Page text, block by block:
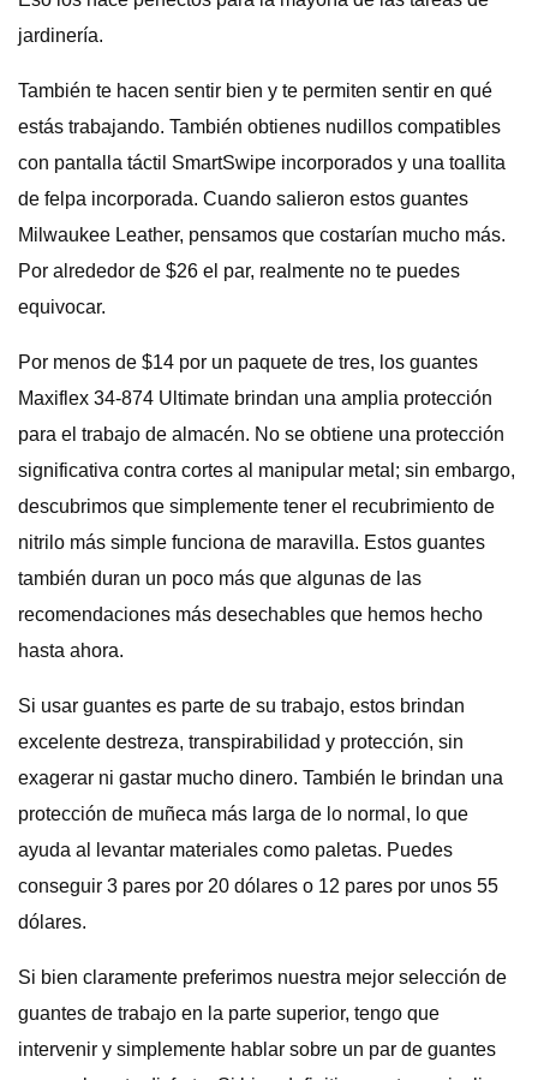
jardinería.
También te hacen sentir bien y te permiten sentir en qué
estás trabajando. También obtienes nudillos compatibles
con pantalla táctil SmartSwipe incorporados y una toallita
de felpa incorporada. Cuando salieron estos guantes
Milwaukee Leather, pensamos que costarían mucho más.
Por alrededor de $26 el par, realmente no te puedes
equivocar.
Por menos de $14 por un paquete de tres, los guantes
Maxiflex 34-874 Ultimate brindan una amplia protección
para el trabajo de almacén. No se obtiene una protección
significativa contra cortes al manipular metal; sin embargo,
descubrimos que simplemente tener el recubrimiento de
nitrilo más simple funciona de maravilla. Estos guantes
también duran un poco más que algunas de las
recomendaciones más desechables que hemos hecho
hasta ahora.
Si usar guantes es parte de su trabajo, estos brindan
excelente destreza, transpirabilidad y protección, sin
exagerar ni gastar mucho dinero. También le brindan una
protección de muñeca más larga de lo normal, lo que
ayuda al levantar materiales como paletas. Puedes
conseguir 3 pares por 20 dólares o 12 pares por unos 55
dólares.
Si bien claramente preferimos nuestra mejor selección de
guantes de trabajo en la parte superior, tengo que
intervenir y simplemente hablar sobre un par de guantes